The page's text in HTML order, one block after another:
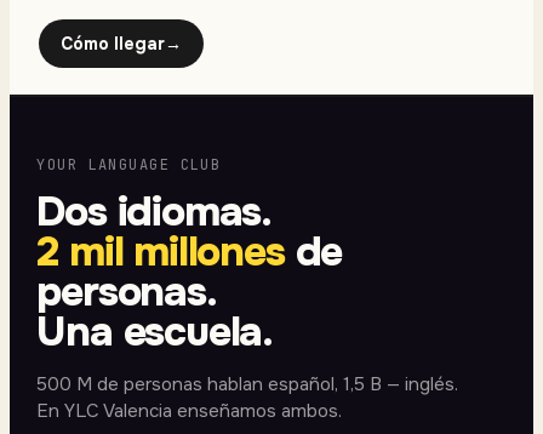
Cómo llegar→
YOUR LANGUAGE CLUB
Dos idiomas.
2 mil millonesde
personas.
Una escuela.
500 M de personas hablan español, 1,5 B — inglés.
En YLC Valencia enseñamos ambos.